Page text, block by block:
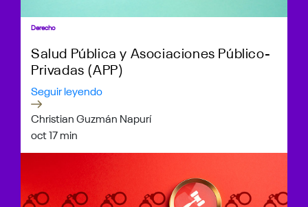
Derecho
Salud Pública y Asociaciones Público-
Privadas (APP)
Seguir leyendo
Christian Guzmán Napurí
oct 17 min